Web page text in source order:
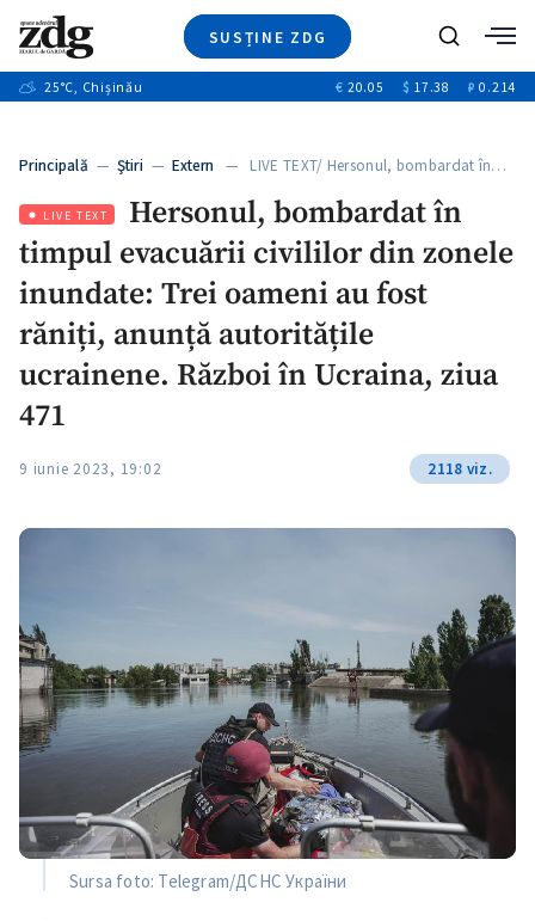
SUSȚINE ZDG
Ştiri
+13
Video
Special
Blog
Caută
25°C, Chișinău € 20.05 $ 17.38 ₽ 0.214
Principală — Ştiri — Extern — LIVE TEXT/ Hersonul, bombardat în…
LIVE TEXT
Hersonul, bombardat în
timpul evacuării civililor din zonele
inundate: Trei oameni au fost
răniți, anunță autoritățile
ucrainene. Război în Ucraina, ziua
471
9 iunie 2023, 19:02 2118 viz.
Sursa foto: Telegram/ДСНС України